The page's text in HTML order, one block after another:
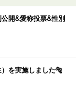
開&愛称投票&性別
を実施しました🐅